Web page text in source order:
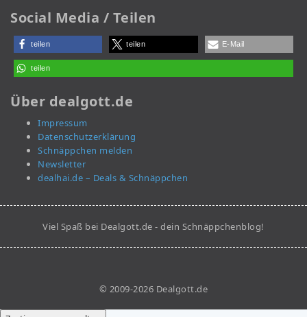
Social Media / Teilen
teilen teilen E-Mail
teilen
Über dealgott.de
Impressum
Datenschutzerklärung
Schnäppchen melden
Newsletter
dealhai.de – Deals & Schnäppchen
Viel Spaß bei Dealgott.de - dein Schnäppchenblog!
© 2009-2026 Dealgott.de